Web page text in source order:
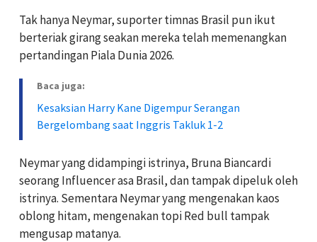
Tak hanya Neymar, suporter timnas Brasil pun ikut
berteriak girang seakan mereka telah memenangkan
pertandingan Piala Dunia 2026.
Baca juga:
Kesaksian Harry Kane Digempur Serangan
Bergelombang saat Inggris Takluk 1-2
Neymar yang didampingi istrinya, Bruna Biancardi
seorang Influencer asa Brasil, dan tampak dipeluk oleh
istrinya. Sementara Neymar yang mengenakan kaos
oblong hitam, mengenakan topi Red bull tampak
mengusap matanya.